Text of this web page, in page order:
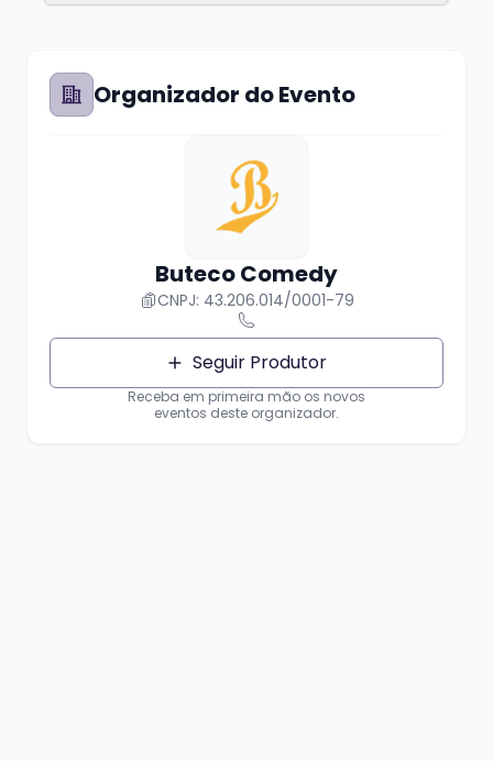
Organizador do Evento
Buteco Comedy
CNPJ: 43.206.014/0001-79
Seguir Produtor
Receba em primeira mão os novos
eventos deste organizador.